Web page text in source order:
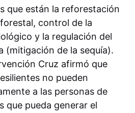
que están la reforestación
control de la
y la regulación del
(mitigación de la sequía).
Cruz afirmó que
no pueden
a las personas de
que pueda generar el